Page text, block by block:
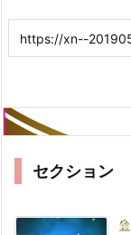
セクション